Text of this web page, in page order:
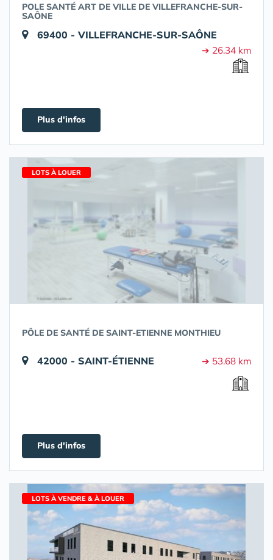
POLE SANTÉ ART DE VILLE DE VILLEFRANCHE-SUR-
SAÔNE
69400 - VILLEFRANCHE-SUR-SAÔNE
➔ 26.34 km
Plus d'infos
LOTS À LOUER
PÔLE DE SANTÉ DE SAINT-ETIENNE MONTHIEU
42000 - SAINT-ÉTIENNE ➔ 53.68 km
Plus d'infos
LOTS À VENDRE & À LOUER